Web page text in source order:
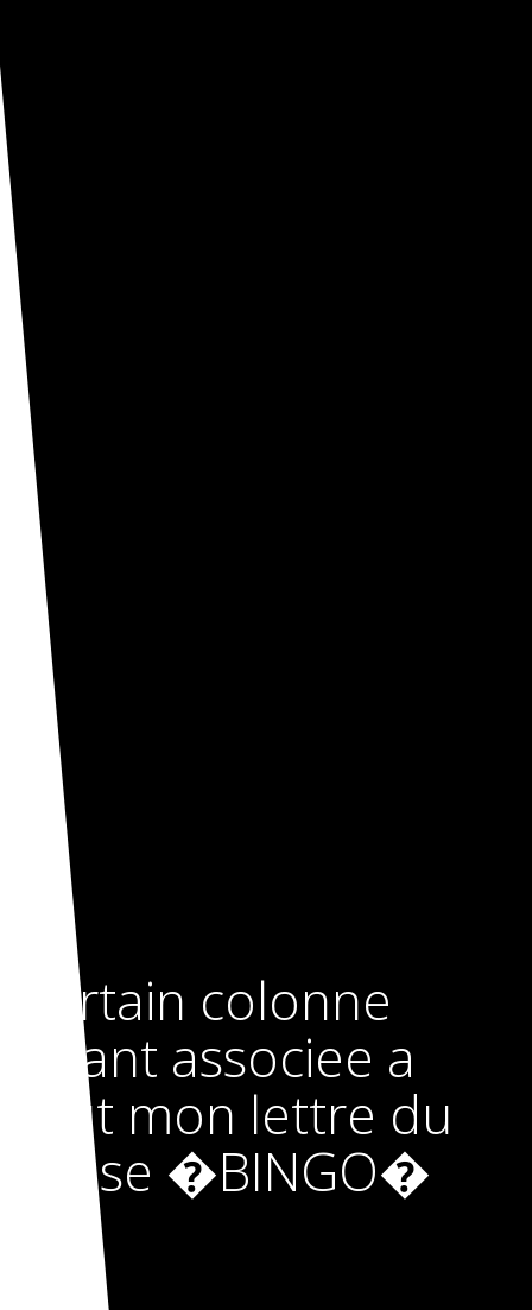
Certain colonne
levant associee a
tout mon lettre du
cause �BINGO�